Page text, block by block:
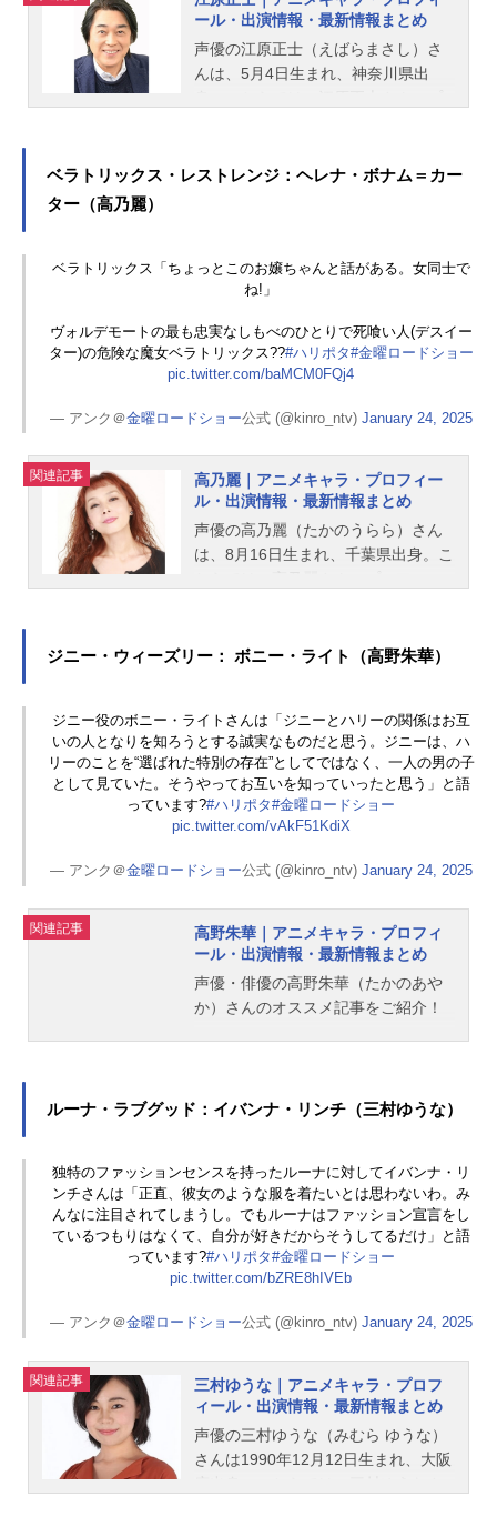
ール・出演情報・最新情報まとめ
声優の江原正士（えばらまさし）さ
んは、5月4日生まれ、神奈川県出
ベラトリックス・レストレンジ：ヘレナ・ボナム＝カー
ター（高乃麗）
ベラトリックス「ちょっとこのお嬢ちゃんと話がある。女同士で
ね!」
ヴォルデモートの最も忠実なしもべのひとりで死喰い人(デスイー
ター)の危険な魔女ベラトリックス??#ハリポタ#金曜ロードショー
pic.twitter.com/baMCM0FQj4
— アンク＠金曜ロードショー公式 (@kinro_ntv) January 24, 2025
関連記事
高乃麗｜アニメキャラ・プロフィー
ル・出演情報・最新情報まとめ
声優の高乃麗（たかのうらら）さん
は、8月16日生まれ、千葉県出身。こ
ジニー・ウィーズリー： ボニー・ライト（高野朱華）
ジニー役のボニー・ライトさんは「ジニーとハリーの関係はお互
いの人となりを知ろうとする誠実なものだと思う。ジニーは、ハ
リーのことを“選ばれた特別の存在”としてではなく、一人の男の子
として見ていた。そうやってお互いを知っていったと思う」と語
っています?#ハリポタ#金曜ロードショー
pic.twitter.com/vAkF51KdiX
— アンク＠金曜ロードショー公式 (@kinro_ntv) January 24, 2025
関連記事
高野朱華｜アニメキャラ・プロフィ
ール・出演情報・最新情報まとめ
声優・俳優の高野朱華（たかのあや
か）さんのオススメ記事をご紹介！
ルーナ・ラブグッド：イバンナ・リンチ（三村ゆうな）
独特のファッションセンスを持ったルーナに対してイバンナ・リ
ンチさんは「正直、彼女のような服を着たいとは思わないわ。み
んなに注目されてしまうし。でもルーナはファッション宣言をし
ているつもりはなくて、自分が好きだからそうしてるだけ」と語
っています?#ハリポタ#金曜ロードショー
pic.twitter.com/bZRE8hIVEb
— アンク＠金曜ロードショー公式 (@kinro_ntv) January 24, 2025
関連記事
三村ゆうな｜アニメキャラ・プロフ
ィール・出演情報・最新情報まとめ
声優の三村ゆうな（みむら ゆうな）
さんは1990年12月12日生まれ、大阪